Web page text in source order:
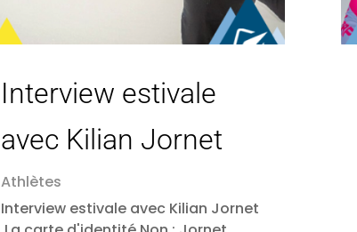
Interview estivale
avec Kilian Jornet
Athlètes
Interview estivale avec Kilian Jornet